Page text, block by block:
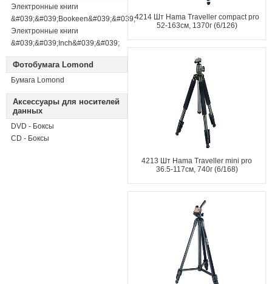
Электронные книги
&#039;&#039;Bookeen&#039;&#039;
Электронные книги
&#039;&#039;Inch&#039;&#039;
Фотобумага Lomond
Бумага Lomond
Аксессуары для носителей
данных
DVD - Боксы
CD - Боксы
4214 Шт Hama Traveller compact pro
52-163см, 1370г (6/126)
4213 Шт Hama Traveller mini pro
36.5-117см, 740г (6/168)